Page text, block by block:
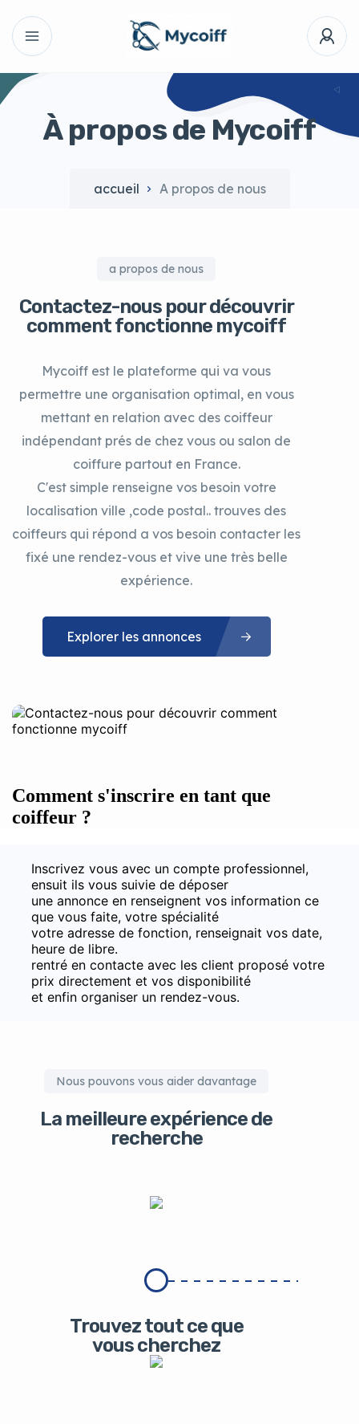
À propos de Mycoiff
accueil A propos de nous
a propos de nous
Contactez-nous pour découvrir
comment fonctionne mycoiff
Mycoiff est le plateforme qui va vous
permettre une organisation optimal, en vous
mettant en relation avec des coiffeur
indépendant prés de chez vous ou salon de
coiffure partout en France.
C'est simple renseigne vos besoin votre
localisation ville ,code postal.. trouves des
coiffeurs qui répond a vos besoin contacter les
fixé une rendez-vous et vive une très belle
expérience.
Explorer les annonces
Comment s'inscrire en tant que
coiffeur ?
Inscrivez vous avec un compte professionnel,
ensuit ils vous suivie de déposer
une annonce en renseignent vos information ce
que vous faite, votre spécialité
votre adresse de fonction, renseignait vos date,
heure de libre.
rentré en contacte avec les client proposé votre
prix directement et vos disponibilité
et enfin organiser un rendez-vous.
Nous pouvons vous aider davantage
La meilleure expérience de
recherche
Trouvez tout ce que
vous cherchez